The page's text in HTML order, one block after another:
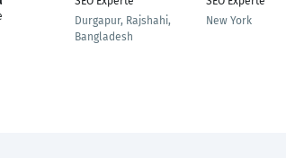
Durgapur, Rajshahi,
Bangladesh
New York